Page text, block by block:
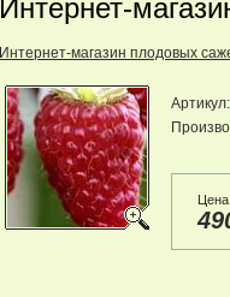
Интернет-
Интернет-магазин плодовых